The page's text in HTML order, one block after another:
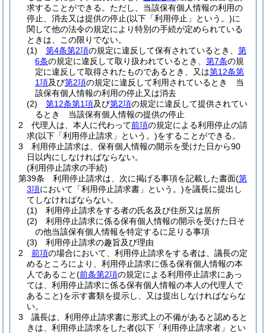
求することができる。 ただし、当該保有個人情報の利用の
停止、消去又は提供の停止(以下「利用停止」という。)に
関して他の法令の規定により特別の手続が定められている
ときは、この限りでない。
(1)
第4条第2項の規定に違反して保有されているとき、 第
6条の規定に違反して取り扱われているとき、 第7条の規
定に違反して取得されたものであるとき、又は第12条第
1項及び第2項の規定に違反して利用されているとき 当
該保有個人情報の利用の停止又は消去
(2)
第12条第1項及び第2項の規定に違反して提供されてい
るとき 当該保有個人情報の提供の停止
2
代理人は、本人に代わって前項の規定による利用停止の請
求(以下「利用停止請求」という。)をすることができる。
3
利用停止請求は、保有個人情報の開示を受けた日から90
日以内にしなければならない。
(利用停止請求の手続)
第39条
利用停止請求は、次に掲げる事項を記載した書面(第
3項において「利用停止請求書」という。)を議長に提出し
てしなければならない。
(1)
利用停止請求をする者の氏名及び住所又は居所
(2)
利用停止請求に係る保有個人情報の開示を受けた日そ
の他当該保有個人情報を特定するに足りる事項
(3)
利用停止請求の趣旨及び理由
2
前項の場合において、利用停止請求をする者は、議長の定
めるところにより、利用停止請求に係る保有個人情報の本
人であること(前条第2項の規定による利用停止請求にあっ
ては、利用停止請求に係る保有個人情報の本人の代理人で
あること)を示す書類を提示し、又は提出しなければならな
い。
3
議長は、利用停止請求書に形式上の不備があると認めると
きは、利用停止請求をした者(以下「利用停止請求者」とい